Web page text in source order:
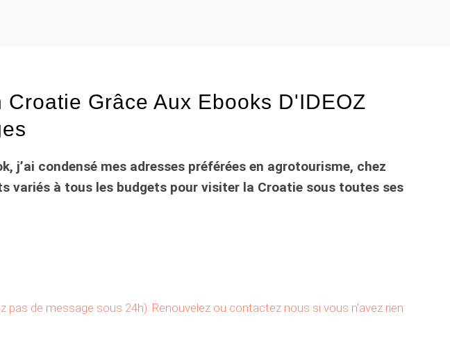
Grâce Aux Ebooks D'IDEOZ
j’ai condensé mes adresses préférées en agrotourisme, chez
variés à tous les budgets pour visiter la Croatie sous toutes ses
de message sous 24h). Renouvelez ou contactez nous si vous n'avez rien